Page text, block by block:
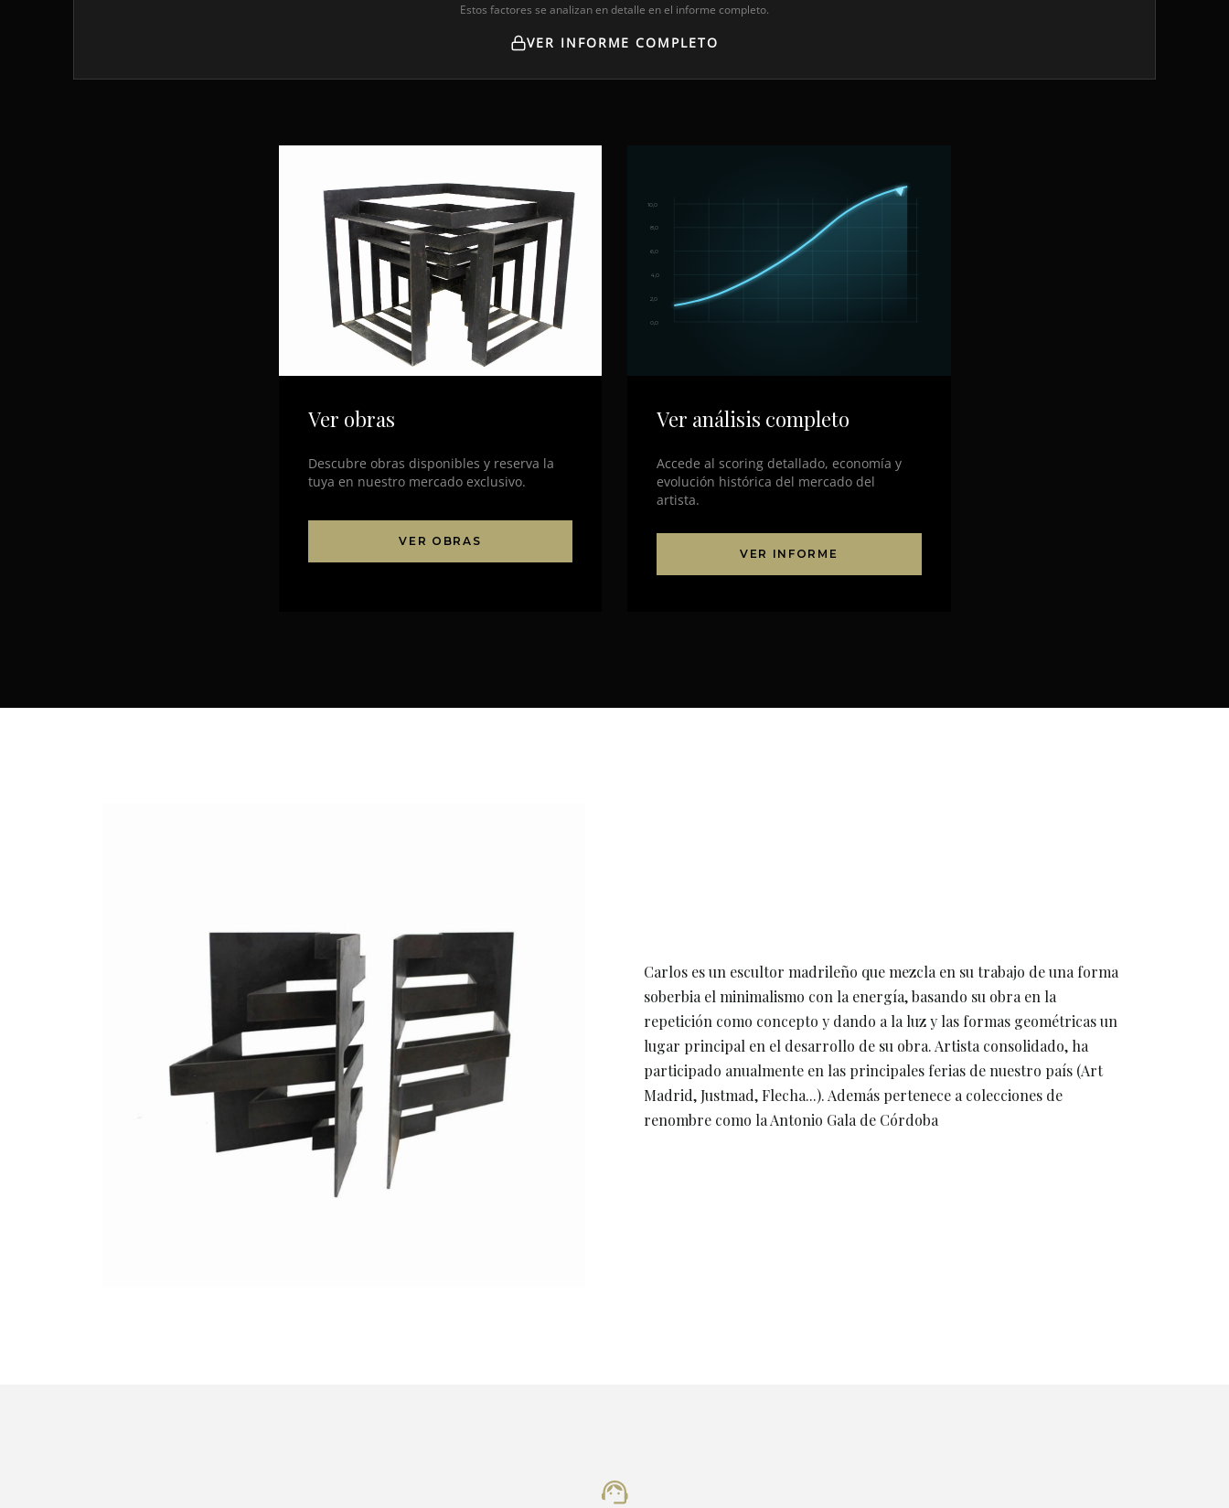
Estos factores se analizan en detalle en el informe completo.
VER INFORME COMPLETO
Ver obras
Descubre obras disponibles y reserva la
tuya en nuestro mercado exclusivo.
VER OBRAS
0,0
2,0
4,0
6,0
8,0
10,0
Ver análisis completo
Accede al scoring detallado, economía y
evolución histórica del mercado del
artista.
VER INFORME
Carlos es un escultor madrileño que mezcla en su trabajo de una forma
soberbia el minimalismo con la energía, basando su obra en la
repetición como concepto y dando a la luz y las formas geométricas un
lugar principal en el desarrollo de su obra. Artista consolidado, ha
participado anualmente en las principales ferias de nuestro país (Art
Madrid, Justmad, Flecha...). Además pertenece a colecciones de
renombre como la Antonio Gala de Córdoba